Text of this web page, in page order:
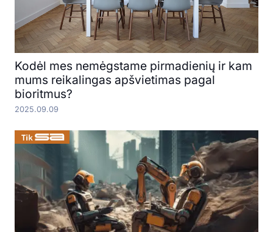
Kodėl mes nemėgstame pirmadienių ir kam
mums reikalingas apšvietimas pagal
bioritmus?
2025.09.09